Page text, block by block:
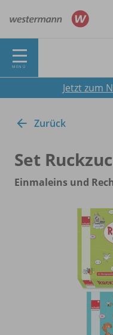
MENÜ
Jetzt zum
Zurück
Set
Einmaleins und